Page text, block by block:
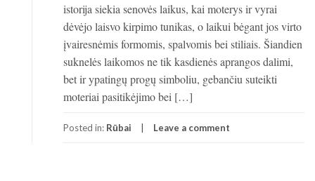
istorija siekia senovės laikus, kai moterys ir vyrai
dėvėjo laisvo kirpimo tunikas, o laikui bėgant jos virto
įvairesnėmis formomis, spalvomis bei stiliais. Šiandien
suknelės laikomos ne tik kasdienės aprangos dalimi,
bet ir ypatingų progų simboliu, gebančiu suteikti
moteriai pasitikėjimo bei […]
Posted in: Rūbai Leave a comment